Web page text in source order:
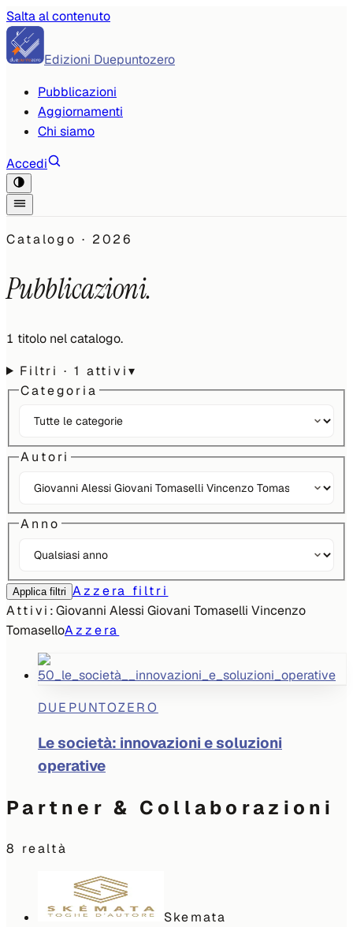
Salta al contenuto
Edizioni Duepuntozero
Pubblicazioni
Aggiornamenti
Chi siamo
Accedi
Catalogo · 2026
Pubblicazioni.
1 titolo nel catalogo.
Filtri· 1 attivi▾
Categoria
Autori
Anno
Applica filtri Azzera filtri
Attivi:Giovanni Alessi Giovani Tomaselli Vincenzo
TomaselloAzzera
DUEPUNTOZERO
Le società: innovazioni e soluzioni
operative
Partner & Collaborazioni
8 realtà
Skemata